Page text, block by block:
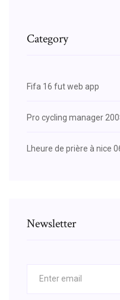
Category
Fifa 16 fut web app
Pro cycling manager
Lheure de prière à nice
Newsletter